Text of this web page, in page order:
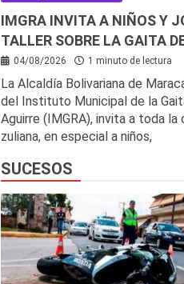
IMGRA INVITA A NIÑOS Y
TALLER SOBRE LA GAITA
04/08/2026 1 minuto de lectura
La Alcaldía Bolivariana de
del Instituto Municipal de la
Aguirre (IMGRA), invita a toda la
zuliana, en especial a niños,
SUCESOS